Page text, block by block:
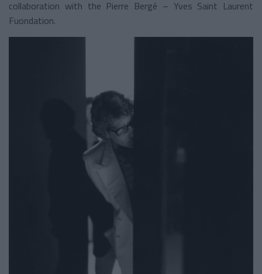
collaboration with the Pierre Bergé – Yves Saint Laurent
Fuondation.